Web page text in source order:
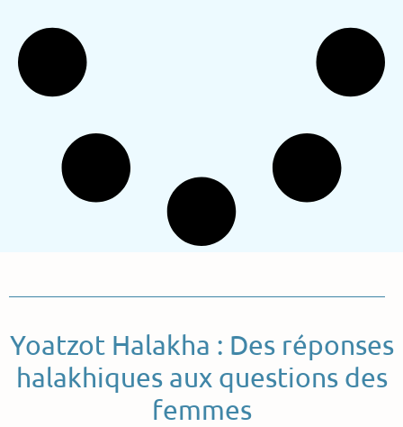
Yoatzot Halakha : Des réponses
halakhiques aux questions des
femmes